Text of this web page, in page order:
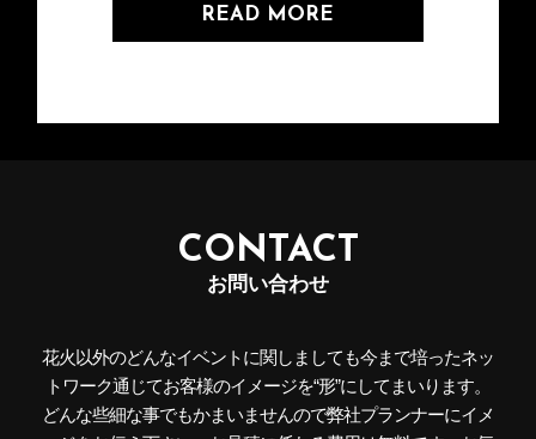
READ MORE
CONTACT
お問い合わせ
花火以外のどんなイベントに関しましても今まで培ったネッ
トワーク通じてお客様のイメージを“形”にしてまいります。
どんな些細な事でもかまいませんので弊社プランナーにイメ